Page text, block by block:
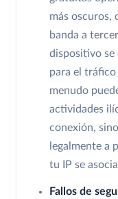
más oscuros,
banda a
dispositivo se
para el tráfico
menudo
actividades
conexión,
legalmente a
tu IP se
Fallos de